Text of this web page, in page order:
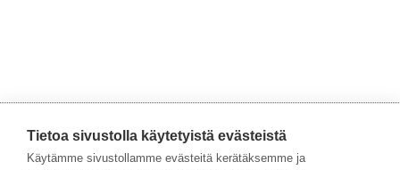
Tietoa sivustolla käytetyistä evästeistä
Käytämme sivustollamme evästeitä kerätäksemme ja